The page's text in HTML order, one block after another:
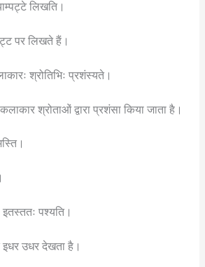
लिखति।
पर लिखते हैं।
श्रोतिभिः प्रशंस्यते।
श्रोताओं द्वारा प्रशंसा किया जाता है।
पश्यति।
उधर देखता है।